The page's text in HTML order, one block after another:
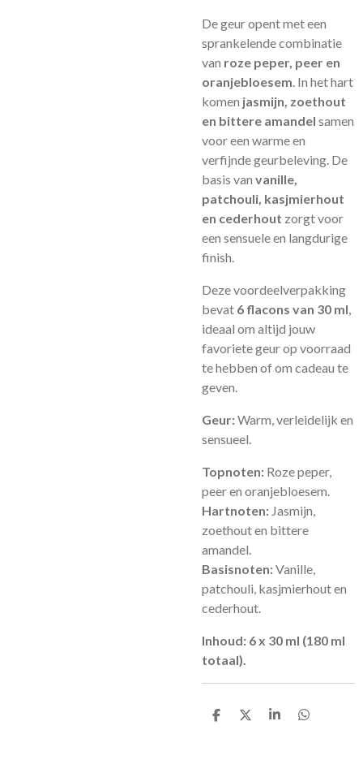
De geur opent met een
sprankelende combinatie
van roze peper, peer en
oranjebloesem. In het hart
komen jasmijn, zoethout
en bittere amandel samen
voor een warme en
verfijnde geurbeleving. De
basis van vanille,
patchouli, kasjmierhout
en cederhout zorgt voor
een sensuele en langdurige
finish.
Deze voordeelverpakking
bevat 6 flacons van 30 ml,
ideaal om altijd jouw
favoriete geur op voorraad
te hebben of om cadeau te
geven.
Geur:Warm, verleidelijk en
sensueel.
Topnoten: Roze peper,
peer en oranjebloesem.
Hartnoten: Jasmijn,
zoethout en bittere
amandel.
Basisnoten:Vanille,
patchouli, kasjmierhout en
cederhout.
Inhoud: 6 x 30 ml (180 ml
totaal).
D
D
S
D